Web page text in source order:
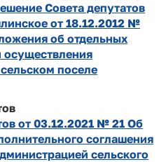
Совета депутатов
от 18.12.2012 №
об отдельных
осуществления
поселе
от 03.12.2021 № 21 Об
соглашения
сельского